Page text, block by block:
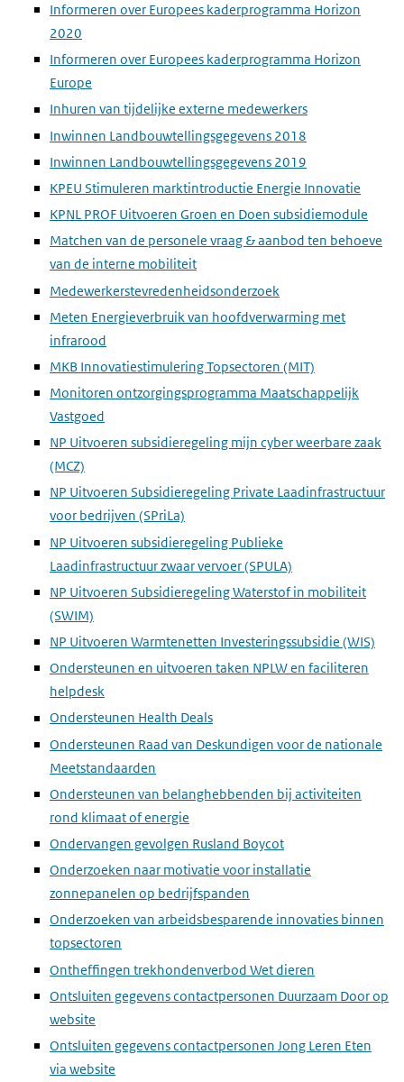
Informeren over Europees kaderprogramma Horizon
2020
Informeren over Europees kaderprogramma Horizon
Europe
Inhuren van tijdelijke externe medewerkers
Inwinnen Landbouwtellingsgegevens 2018
Inwinnen Landbouwtellingsgegevens 2019
KPEU Stimuleren marktintroductie Energie Innovatie
KPNL PROF Uitvoeren Groen en Doen subsidiemodule
Matchen van de personele vraag & aanbod ten behoeve
van de interne mobiliteit
Medewerkerstevredenheidsonderzoek
Meten Energieverbruik van hoofdverwarming met
infrarood
MKB Innovatiestimulering Topsectoren (MIT)
Monitoren ontzorgingsprogramma Maatschappelijk
Vastgoed
NP Uitvoeren subsidieregeling mijn cyber weerbare zaak
(MCZ)
NP Uitvoeren Subsidieregeling Private Laadinfrastructuur
voor bedrijven (SPriLa)
NP Uitvoeren subsidieregeling Publieke
Laadinfrastructuur zwaar vervoer (SPULA)
NP Uitvoeren Subsidieregeling Waterstof in mobiliteit
(SWIM)
NP Uitvoeren Warmtenetten Investeringssubsidie (WIS)
Ondersteunen en uitvoeren taken NPLW en faciliteren
helpdesk
Ondersteunen Health Deals
Ondersteunen Raad van Deskundigen voor de nationale
Meetstandaarden
Ondersteunen van belanghebbenden bij activiteiten
rond klimaat of energie
Ondervangen gevolgen Rusland Boycot
Onderzoeken naar motivatie voor installatie
zonnepanelen op bedrijfspanden
Onderzoeken van arbeidsbesparende innovaties binnen
topsectoren
Ontheffingen trekhondenverbod Wet dieren
Ontsluiten gegevens contactpersonen Duurzaam Door op
website
Ontsluiten gegevens contactpersonen Jong Leren Eten
via website